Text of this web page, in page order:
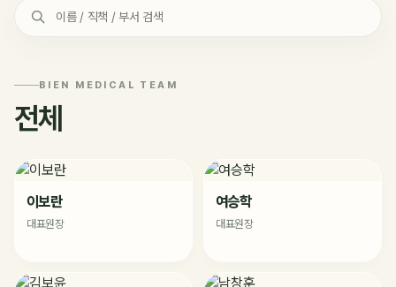
BIEN MEDICAL TEAM
전체
이보란
대표원장
여승학
대표원장